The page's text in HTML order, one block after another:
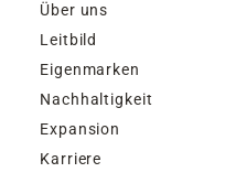
Über uns
Leitbild
Eigenmarken
Nachhaltigkeit
Expansion
Karriere